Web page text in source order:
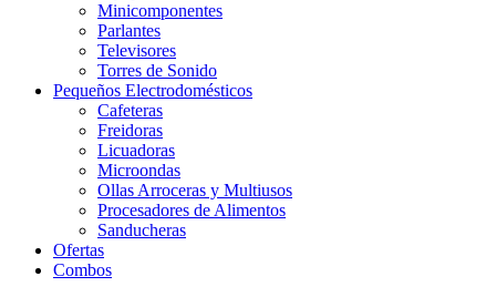
Minicomponentes
Parlantes
Televisores
Torres de Sonido
Pequeños Electrodomésticos
Cafeteras
Freidoras
Licuadoras
Microondas
Ollas Arroceras y Multiusos
Procesadores de Alimentos
Sanducheras
Ofertas
Combos